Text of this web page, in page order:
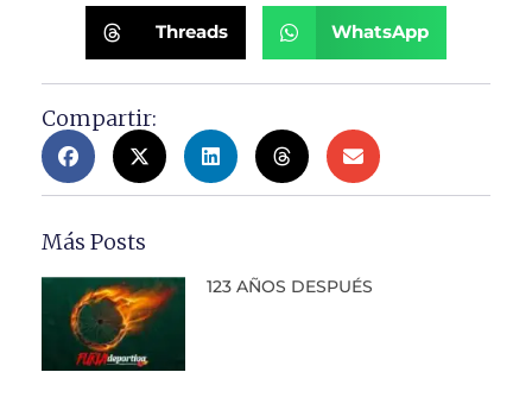
Threads WhatsApp
Compartir:
Más Posts
123 AÑOS DESPUÉS